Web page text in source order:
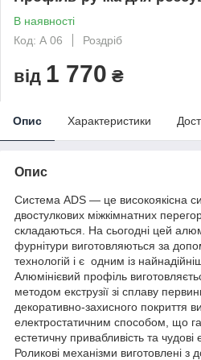
В наявності
Код: А 06
Роздріб
від 1 770 ₴
Опис Характеристики
Опис
Система ADS — це високоякісна
двостулкових міжкімнатних
складаються. На сьогодні цей
фурнітури виготовляються за
технологій і є одним із
Алюмінієвий профіль
методом екструзії зі сплаву
декоративно-захисного покриття
електростатичним способом, що
естетичну привабливість та чудові
Роликові механізми виготовлені з